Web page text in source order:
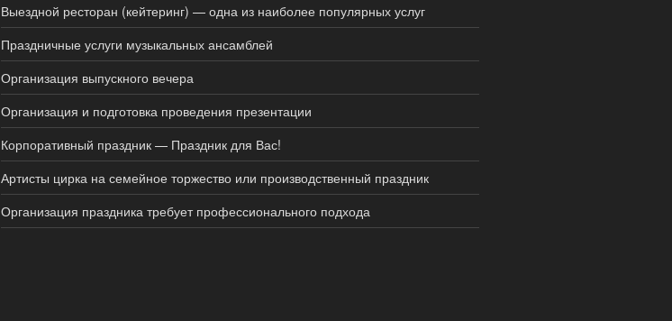
Выездной ресторан (кейтеринг) — одна из наиболее популярных услуг
Праздничные услуги музыкальных ансамблей
Организация выпускного вечера
Организация и подготовка проведения презентации
Корпоративный праздник — Праздник для Вас!
Артисты цирка на семейное торжество или производственный праздник
Организация праздника требует профессионального подхода